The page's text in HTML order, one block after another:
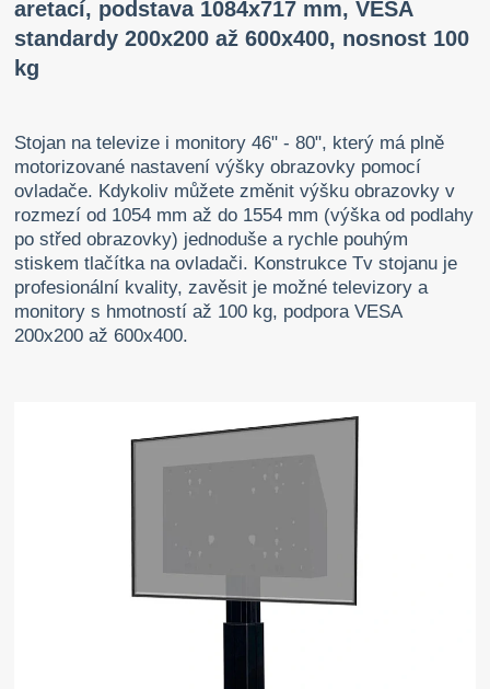
aretací, podstava 1084x717 mm, VESA
standardy 200x200 až 600x400, nosnost 100
kg
Stojan na televize i monitory 46" - 80", který má plně
motorizované nastavení výšky obrazovky pomocí
ovladače. Kdykoliv můžete změnit výšku obrazovky v
rozmezí od 1054 mm až do 1554 mm (výška od podlahy
po střed obrazovky) jednoduše a rychle pouhým
stiskem tlačítka na ovladači. Konstrukce Tv stojanu je
profesionální kvality, zavěsit je možné televizory a
monitory s hmotností až 100 kg, podpora VESA
200x200 až 600x400.